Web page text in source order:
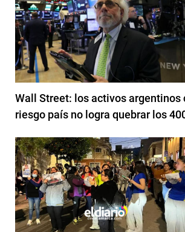
Wall Street: los activos argentinos
riesgo país no logra quebrar los